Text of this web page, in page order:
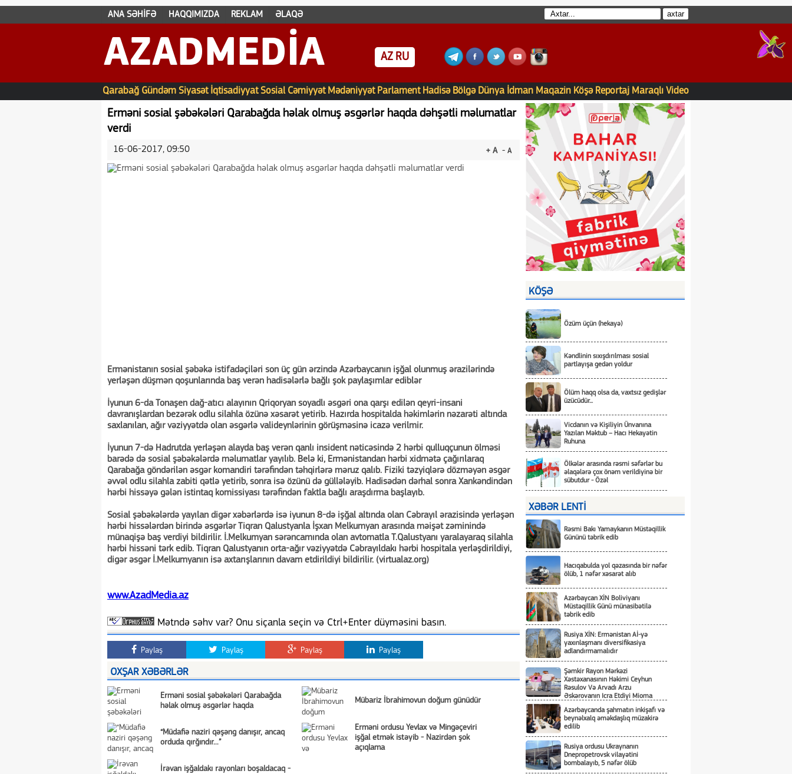
ANA SƏHİFƏ HAQQIMIZDA REKLAM ƏLAQƏ
AZADMEDIA AZ RU
Qarabağ Gündəm Siyasət İqtisadiyyat Sosial Cəmiyyət Mədəniyyət Parlament Hadisə Bölgə Dünya İdman Maqazin Köşə Reportaj Maraqlı Video
Erməni sosial şəbəkələri Qarabağda həlak olmuş əsgərlər haqda dəhşətli məlumatlar
verdi
+ A - A
16-06-2017, 09:50
Ermənistanın sosial şəbəkə istifadəçiləri son üç gün ərzində Azərbaycanın işğal olunmuş ərazilərində
yerləşən düşmən qoşunlarında baş verən hadisələrlə bağlı şok paylaşımlar ediblər
İyunun 6-da Tonaşen dağ-atıcı alayının Qriqoryan soyadlı əsgəri ona qarşı edilən qeyri-insani
davranışlardan bezərək odlu silahla özünə xəsarət yetirib. Hazırda hospitalda həkimlərin nəzarəti altında
saxlanılan, ağır vəziyyətdə olan əsgərlə valideynlərinin görüşməsinə icazə verilmir.
İyunun 7-də Hadrutda yerləşən alayda baş verən qanlı insident nəticəsində 2 hərbi qulluqçunun ölməsi
barədə də sosial şəbəkələrdə məlumatlar yayılıb. Belə ki, Ermənistandan hərbi xidmətə çağırılaraq
Qarabağa göndərilən əsgər komandiri tərəfindən təhqirlərə məruz qalıb. Fiziki təzyiqlərə dözməyən əsgər
əvvəl odlu silahla zabiti qətlə yetirib, sonra isə özünü də güllələyib. Hadisədən dərhal sonra Xankəndindən
hərbi hissəyə gələn istintaq komissiyası tərəfindən faktla bağlı araşdırma başlayıb.
Sosial şəbəkələrdə yayılan digər xəbərlərdə isə iyunun 8-də işğal altında olan Cəbrayıl ərazisində yerləşən
hərbi hissələrdən birində əsgərlər Tiqran Qalustyanla İşxan Melkumyan arasında məişət zəminində
münaqişə baş verdiyi bildirilir. İ.Melkumyan sərəncamında olan avtomatla T.Qalustyanı yaralayaraq silahla
hərbi hissəni tərk edib. Tiqran Qalustyanın orta-ağır vəziyyətdə Cəbrayıldakı hərbi hospitala yerləşdirildiyi,
digər əsgər İ.Melkumyanın isə axtarışlarının davam etdirildiyi bildirilir. (virtualaz.org)
www.AzadMedia.az
Mətndə səhv var? Onu siçanla seçin və Ctrl+Enter düyməsini basın.
Paylaş Paylaş Paylaş Paylaş
OXŞAR XƏBƏRLƏR
Erməni sosial şəbəkələri Qarabağda
həlak olmuş əsgərlər haqda
Mübariz İbrahimovun doğum günüdür
“Müdafiə naziri qəşəng danışır, ancaq
orduda qırğındır...”
Erməni ordusu Yevlax və Mingəçeviri
işğal etmək istəyib - Nazirdən şok
açıqlama
İrəvan işğaldakı rayonları boşaldacaq -
KÖŞƏ
Özüm üçün (hekayə)
Kəndlinin sıxışdırılması sosial
partlayışa gedən yoldur
Ölüm haqq olsa da, vaxtsız gedişlər
üzücüdür...
Vicdanın və Kişiliyin Ünvanına
Yazılan Məktub – Hacı Hekayətin
Ruhuna
Ölkələr arasında rəsmi səfərlər bu
əlaqələrə çox önəm verildiyinə bir
sübutdur - Özəl
XƏBƏR LENTİ
Rəsmi Bakı Yamaykanın Müstəqillik
Gününü təbrik edib
Hacıqabulda yol qəzasında bir nəfər
ölüb, 1 nəfər xəsarət alıb
Azərbaycan XİN Boliviyanı
Müstəqillik Günü münasibətilə
təbrik edib
Rusiya XİN: Ermənistan Aİ-yə
yaxınlaşmanı diversifikasiya
adlandırmamalıdır
Şəmkir Rayon Mərkəzi
Xəstəxanasının Həkimi Ceyhun
Rəsulov Və Arvadı Arzu
Əskərovanın Icra Etdiyi Mioma
Ölümü Ilə Bağlı Şəmkir Rayon
Prokrurluğunda Araşdırma Aparılır
Azərbaycanda şahmatın inkişafı və
beynəlxalq əməkdaşlıq müzakirə
edilib
Rusiya ordusu Ukraynanın
Dnepropetrovsk vilayətini
bombalayıb, 5 nəfər ölüb